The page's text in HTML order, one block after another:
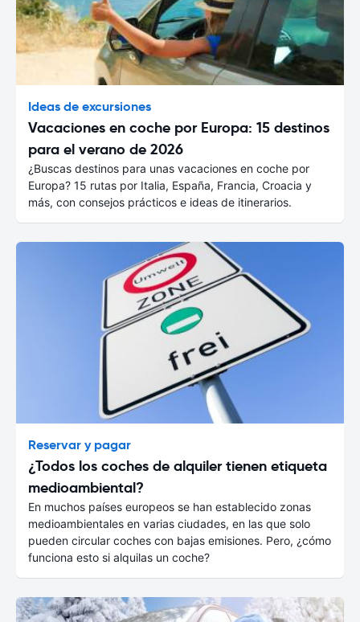
Ideas de excursiones
Vacaciones en coche por Europa: 15 destinos
para el verano de 2026
¿Buscas destinos para unas vacaciones en coche por
Europa? 15 rutas por Italia, España, Francia, Croacia y
más, con consejos prácticos e ideas de itinerarios.
Reservar y pagar
¿Todos los coches de alquiler tienen etiqueta
medioambiental?
En muchos países europeos se han establecido zonas
medioambientales en varias ciudades, en las que solo
pueden circular coches con bajas emisiones. Pero, ¿cómo
funciona esto si alquilas un coche?